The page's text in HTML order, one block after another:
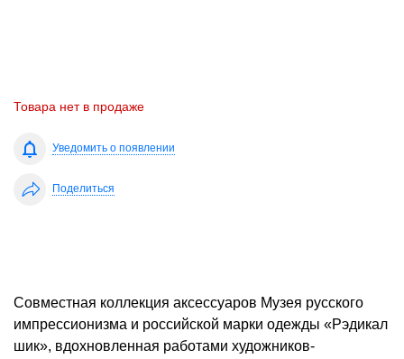
Товара нет в продаже
Уведомить о появлении
Поделиться
Совместная коллекция аксессуаров Музея русского
импрессионизма и российской марки одежды «Рэдикал
шик», вдохновленная работами художников-